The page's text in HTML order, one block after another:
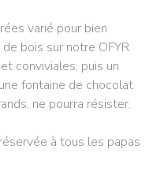
varié pour bien
bois sur notre OFYR
conviviales, puis un
fontaine de chocolat
ne pourra résister.
à tous les papas